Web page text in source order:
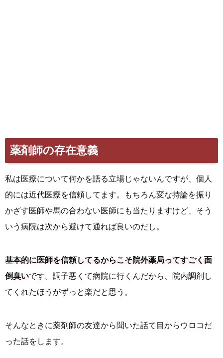
薬剤師の存在意義
私は医療について何かを語る立場じゃないんですが、個人
的には近代医療を信頼してます。もちろん変な持論を振り
かざす医師や馬の合わない医師にも当たりますけど、そう
いう病院は次から避けて通れば良いのだし。
基本的に医師を信頼してるからこそ院外薬局ってすごく面
倒臭いです。調子悪くて病院に行くんだから、院内調剤し
てくれたほうがずっと楽だと思う。
そんなときに薬剤師の友達から聞いた話て目からウロコだ
った話をします。